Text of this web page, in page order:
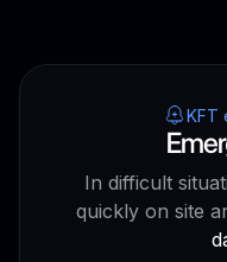
KFT
In difficult
quickly on site